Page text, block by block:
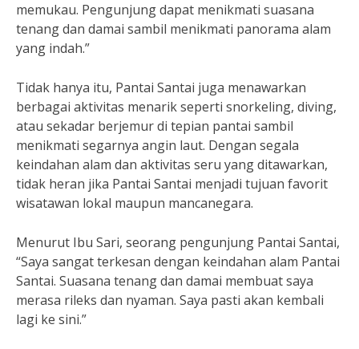
memukau. Pengunjung dapat menikmati suasana
tenang dan damai sambil menikmati panorama alam
yang indah.”
Tidak hanya itu, Pantai Santai juga menawarkan
berbagai aktivitas menarik seperti snorkeling, diving,
atau sekadar berjemur di tepian pantai sambil
menikmati segarnya angin laut. Dengan segala
keindahan alam dan aktivitas seru yang ditawarkan,
tidak heran jika Pantai Santai menjadi tujuan favorit
wisatawan lokal maupun mancanegara.
Menurut Ibu Sari, seorang pengunjung Pantai Santai,
“Saya sangat terkesan dengan keindahan alam Pantai
Santai. Suasana tenang dan damai membuat saya
merasa rileks dan nyaman. Saya pasti akan kembali
lagi ke sini.”